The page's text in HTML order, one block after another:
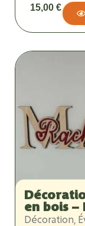
15,00 €
en bois –
Décoration